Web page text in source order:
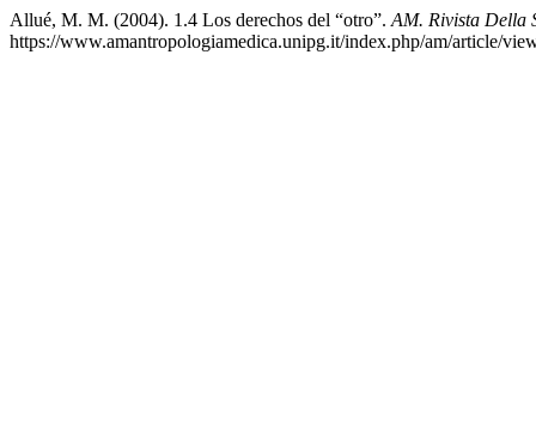
Allué, M. M. (2004). 1.4 Los derechos del “otro”. AM. Rivista Della
https://www.amantropologiamedica.unipg.it/index.php/am/article/